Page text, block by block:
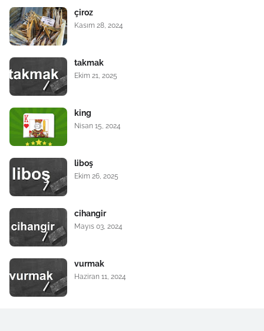
çiroz
Kasım 28, 2024
takmak
Ekim 21, 2025
king
Nisan 15, 2024
liboş
Ekim 26, 2025
cihangir
Mayıs 03, 2024
vurmak
Haziran 11, 2024